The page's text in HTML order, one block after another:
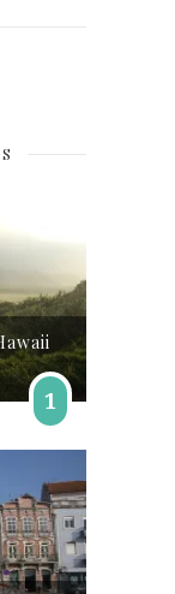
1